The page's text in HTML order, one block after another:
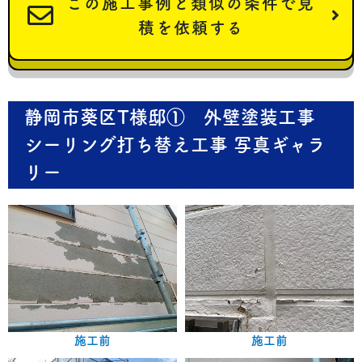
この施工事例と類似の条件で見
積を依頼する
静岡市葵区T様邸① 外壁塗装工事
シーリング打ち替え工事 写真ギャラ
リー
施工前 施工前